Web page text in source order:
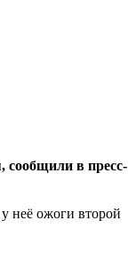
сообщили в пресс-
неё ожоги второй